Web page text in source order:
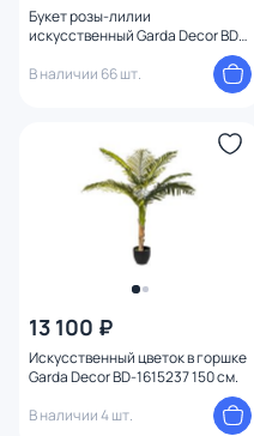
Букет розы-лилии
искусственный Garda Decor BD-
В наличии 66 шт.
13 100 ₽
Искусственный цветок в горшке
Garda Decor BD-1615237 150 см.
В наличии 4 шт.